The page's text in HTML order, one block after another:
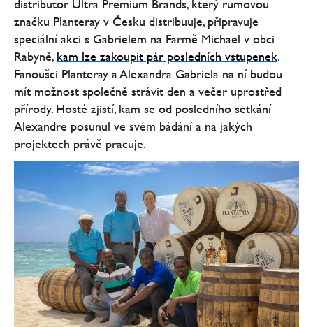
distributor Ultra Premium Brands, který rumovou
značku Planteray v Česku distribuuje, připravuje
speciální akci s Gabrielem na Farmě Michael v obci
Rabyně, kam lze zakoupit pár posledních vstupenek.
Fanoušci Planteray a Alexandra Gabriela na ní budou
mít možnost společně strávit den a večer uprostřed
přírody. Hosté zjistí, kam se od posledního setkání
Alexandre posunul ve svém bádání a na jakých
projektech právě pracuje.